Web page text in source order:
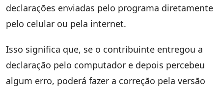
declarações enviadas pelo programa diretamente
pelo celular ou pela internet.
Isso significa que, se o contribuinte entregou a
declaração pelo computador e depois percebeu
algum erro, poderá fazer a correção pela versão